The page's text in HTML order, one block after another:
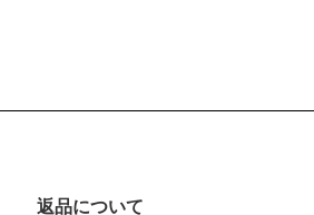
返品について